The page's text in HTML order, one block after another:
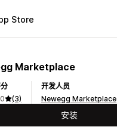
Store
Marketplace
(3)
开发人员
Newegg Marketplace
安装